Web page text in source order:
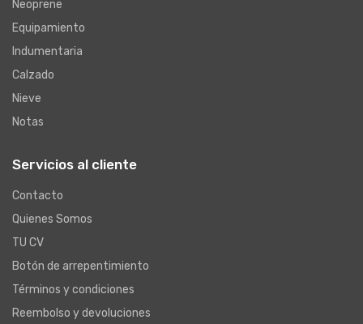
Neoprene
Equipamiento
Indumentaria
Calzado
Nieve
Notas
Servicios al cliente
Contacto
Quienes Somos
TU CV
Botón de arrepentimiento
Términos y condiciones
Reembolso y devoluciones